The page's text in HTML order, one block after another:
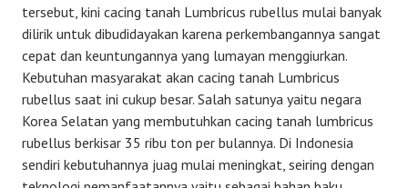
tersebut, kini cacing tanah Lumbricus rubellus mulai banyak
dilirik untuk dibudidayakan karena perkembangannya sangat
cepat dan keuntungannya yang lumayan menggiurkan.
Kebutuhan masyarakat akan cacing tanah Lumbricus
rubellus saat ini cukup besar. Salah satunya yaitu negara
Korea Selatan yang membutuhkan cacing tanah lumbricus
rubellus berkisar 35 ribu ton per bulannya. Di Indonesia
sendiri kebutuhannya juag mulai meningkat, seiring dengan